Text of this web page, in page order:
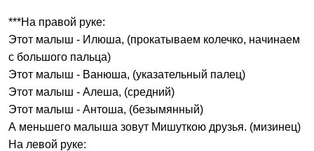
***На правой руке:
Этот малыш - Илюша, (прокатываем колечко, начинаем
с большого пальца)
Этот малыш - Ванюша, (указательный палец)
Этот малыш - Алеша, (средний)
Этот малыш - Антоша, (безымянный)
А меньшего малыша зовут Мишуткою друзья. (мизинец)
На левой руке: